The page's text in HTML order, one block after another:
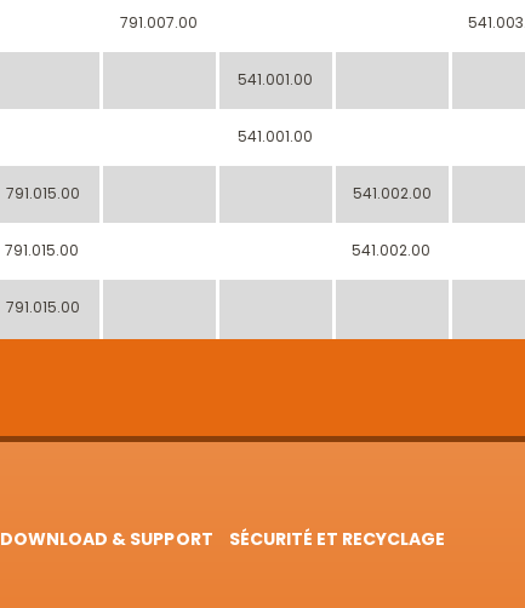
791.007.00
541.001.00
541.001.00
791.015.00 541.002.00
791.015.00 541.002.00
791.015.00
DOWNLOAD & SUPPORT
SÉCURITÉ ET RECYCLAGE